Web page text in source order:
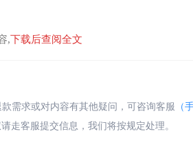
,下载后查阅全文
需求或对内容有其他疑问，可咨询客服 （
走客服提交信息，我们将按规定处理。